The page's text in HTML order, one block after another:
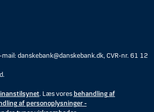
danskebank@danskebank.dk, CVR-nr. 61 12
. Læs vores behandling af
af personoplysninger -